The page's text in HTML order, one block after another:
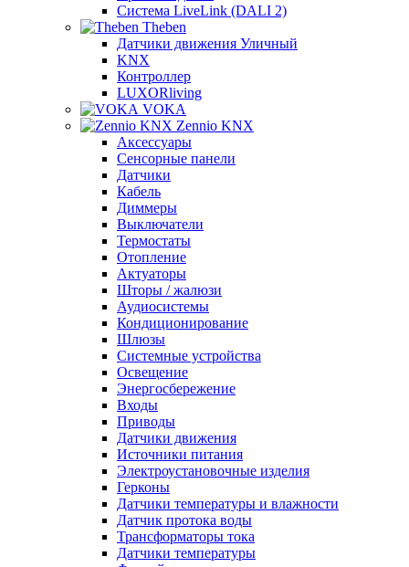
Система LiveLink (DALI 2)
Theben
Датчики движения Уличный
KNX
Контроллер
LUXORliving
VOKA
Zennio KNX
Аксессуары
Сенсорные панели
Датчики
Кабель
Диммеры
Выключатели
Термостаты
Отопление
Актуаторы
Шторы / жалюзи
Аудиосистемы
Кондиционирование
Шлюзы
Системные устройства
Освещение
Энергосбережение
Входы
Приводы
Датчики движения
Источники питания
Электроустановочные изделия
Герконы
Датчики температуры и влажности
Датчик протока воды
Трансформаторы тока
Датчики температуры